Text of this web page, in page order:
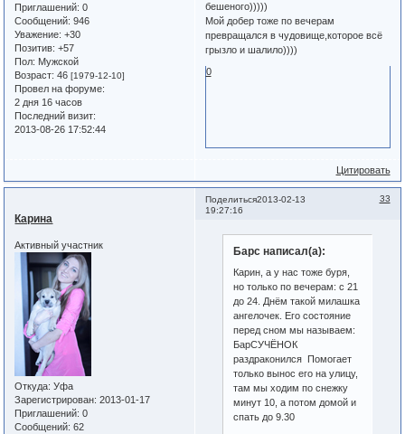
Приглашений: 0
Сообщений: 946
Уважение: +30
Позитив: +57
Пол: Мужской
Возраст: 46[1979-12-10]
Провел на форуме:
2 дня 16 часов
Последний визит:
2013-08-26 17:52:44
бешеного)))))
Мой добер тоже по вечерам
превращался в чудовище,которое всё
грызло и шалило))))
0
Цитировать
Поделиться 33
2013-02-13
19:27:16
Карина
Активный участник
Откуда: Уфа
Зарегистрирован: 2013-01-17
Приглашений: 0
Сообщений: 62
Барс написал(а):
Карин, а у нас тоже буря,
но только по вечерам: с 21
до 24. Днём такой милашка
ангелочек. Его состояние
перед сном мы называем:
БарСУЧЁНОК
раздраконился Помогает
только вынос его на улицу,
там мы ходим по снежку
минут 10, а потом домой и
спать до 9.30